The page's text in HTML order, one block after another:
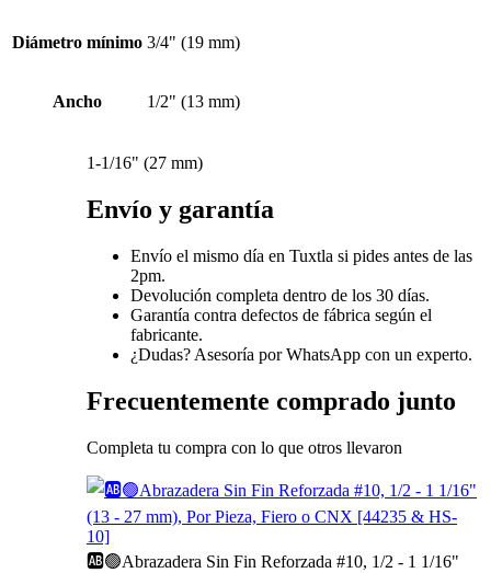
Diámetro mínimo 3/4" (19 mm)
Ancho 1/2" (13 mm)
1-1/16" (27 mm)
Envío y garantía
Envío el mismo día en Tuxtla si pides antes de las
2pm.
Devolución completa dentro de los 30 días.
Garantía contra defectos de fábrica según el
fabricante.
¿Dudas? Asesoría por WhatsApp con un experto.
Frecuentemente comprado junto
Completa tu compra con lo que otros llevaron
🆎🟢Abrazadera Sin Fin Reforzada #10, 1/2 - 1 1/16"